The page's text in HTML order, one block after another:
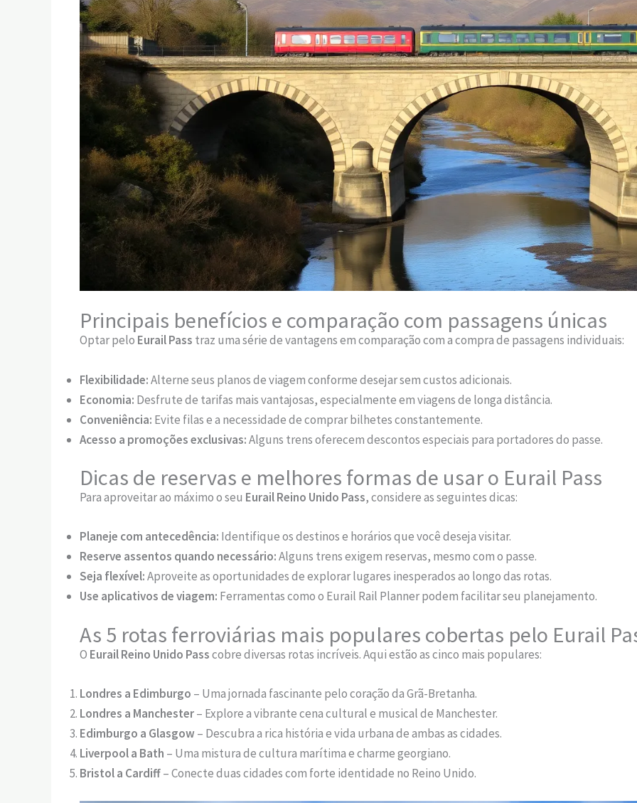
Principais benefícios e comparação com passagens únicas
Optar pelo Eurail Pass traz uma série de vantagens em comparação com a compra de passagens individuais:
Flexibilidade:Alterne seus planos de viagem conforme desejar sem custos adicionais.
Economia: Desfrute de tarifas mais vantajosas, especialmente em viagens de longa distância.
Conveniência: Evite filas e a necessidade de comprar bilhetes constantemente.
Acesso a promoções exclusivas:Alguns trens oferecem descontos especiais para portadores do passe.
Dicas de reservas e melhores formas de usar o Eurail Pass
Para aproveitar ao máximo o seu Eurail Reino Unido Pass, considere as seguintes dicas:
Planeje com antecedência: Identifique os destinos e horários que você deseja visitar.
Reserve assentos quando necessário:Alguns trens exigem reservas, mesmo com o passe.
Seja flexível:Aproveite as oportunidades de explorar lugares inesperados ao longo das rotas.
Use aplicativos de viagem: Ferramentas como o Eurail Rail Planner podem facilitar seu planejamento.
As 5 rotas ferroviárias mais populares cobertas pelo Eurail
O Eurail Reino Unido Passcobre diversas rotas incríveis. Aqui estão as cinco mais populares:
Londres a Edimburgo – Uma jornada fascinante pelo coração da Grã-Bretanha.
Londres a Manchester– Explore a vibrante cena cultural e musical de Manchester.
Edimburgo a Glasgow– Descubra a rica história e vida urbana de ambas as cidades.
Liverpool a Bath – Uma mistura de cultura marítima e charme georgiano.
Bristol a Cardiff– Conecte duas cidades com forte identidade no Reino Unido.